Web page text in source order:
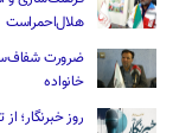
هلال‌احمراست
ضرورت
خانواده
روز خبرنگار؛